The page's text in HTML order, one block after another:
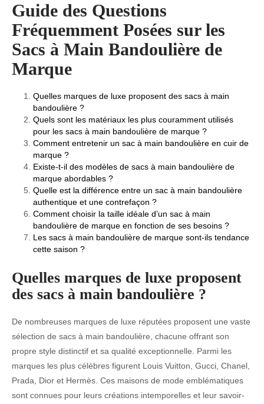
Guide des Questions
Fréquemment Posées sur les
Sacs à Main Bandoulière de
Marque
Quelles marques de luxe proposent des sacs à main
bandoulière ?
Quels sont les matériaux les plus couramment utilisés
pour les sacs à main bandoulière de marque ?
Comment entretenir un sac à main bandoulière en cuir de
marque ?
Existe-t-il des modèles de sacs à main bandoulière de
marque abordables ?
Quelle est la différence entre un sac à main bandoulière
authentique et une contrefaçon ?
Comment choisir la taille idéale d’un sac à main
bandoulière de marque en fonction de ses besoins ?
Les sacs à main bandoulière de marque sont-ils tendance
cette saison ?
Quelles marques de luxe proposent
des sacs à main bandoulière ?
De nombreuses marques de luxe réputées proposent une vaste
sélection de sacs à main bandoulière, chacune offrant son
propre style distinctif et sa qualité exceptionnelle. Parmi les
marques les plus célèbres figurent Louis Vuitton, Gucci, Chanel,
Prada, Dior et Hermès. Ces maisons de mode emblématiques
sont connues pour leurs créations intemporelles et leur savoir-